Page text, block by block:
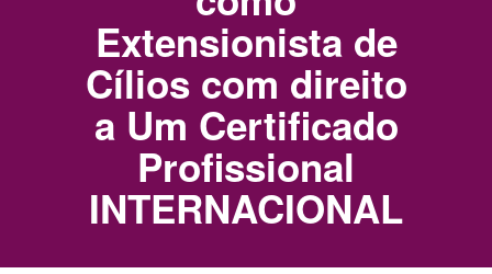
Extensionista de
Cílios com direito
a Um Certificado
Profissional
INTERNACIONAL